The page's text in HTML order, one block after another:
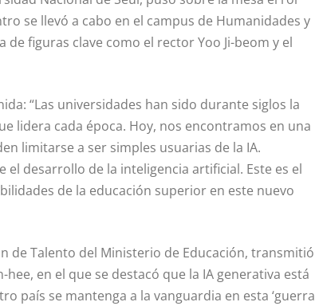
se llevó a cabo en el campus de Humanidades y
de figuras clave como el rector Yoo Ji-beom y el
“Las universidades han sido durante siglos la
lidera cada época. Hoy, nos encontramos en una
limitarse a ser simples usuarias de la IA.
desarrollo de la inteligencia artificial. Este es el
de la educación superior en este nuevo
de Talento del Ministerio de Educación, transmitió
en el que se destacó que la IA generativa está
país se mantenga a la vanguardia en esta ‘guerra